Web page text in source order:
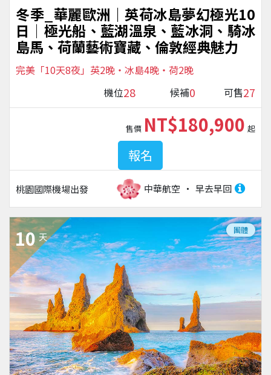
冬季_華麗歐洲｜英荷冰島夢幻極光10
日│極光船、藍湖溫泉、藍冰洞、騎冰
島馬、荷蘭藝術寶藏、倫敦經典魅力
完美「10天8夜」英2晚・冰島4晚・荷2晚
機位28 候補0 可售27
桃園國際機場出發 中華航空 早去早回
售價 NT$180,900 起
報名
10 天
團體